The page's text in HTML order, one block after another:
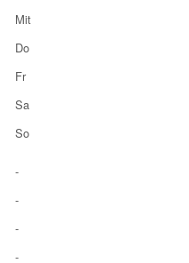
Mit
Do
Fr
Sa
So
-
-
-
-